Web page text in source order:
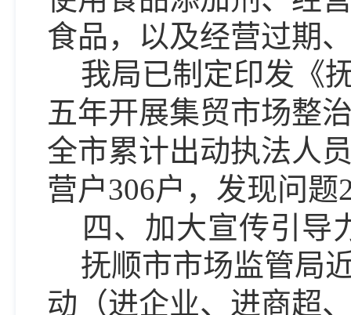
食品，以及经营过期
我局已制定印发《
五年开展集贸市场整
全市累计出动执法人
营户306户，发现问
四、加大宣传引导
抚顺市市场监管局
动（进企业、进商超